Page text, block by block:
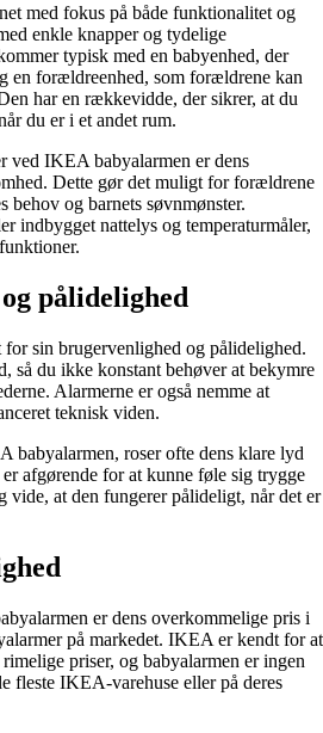
med fokus på både funktionalitet og
enkle knapper og tydelige
typisk med en babyenhed, der
en forældreenhed, som forældrene kan
har en rækkevidde, der sikrer, at du
du er i et andet rum.
ved IKEA babyalarmen er dens
Dette gør det muligt for forældrene
behov og barnets søvnmønster.
indbygget nattelys og temperaturmåler,
pålidelighed
sin brugervenlighed og pålidelighed.
så du ikke konstant behøver at bekymre
Alarmerne er også nemme at
teknisk viden.
babyalarmen, roser ofte dens klare lyd
afgørende for at kunne føle sig trygge
vide, at den fungerer pålideligt, når det er
er dens overkommelige pris i
på markedet. IKEA er kendt for at
priser, og babyalarmen er ingen
fleste IKEA-varehuse eller på deres